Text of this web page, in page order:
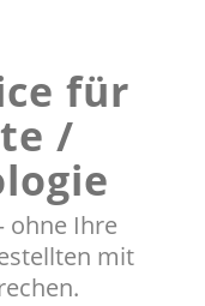
für
/
ohne Ihre
mit